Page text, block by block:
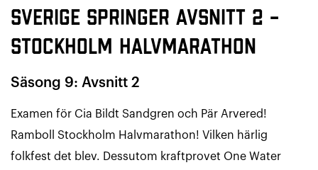
Sverige Springer avsnitt 2 –
Stockholm Halvmarathon
Säsong 9: Avsnitt 2
Examen för Cia Bildt Sandgren och Pär Arvered!
Ramboll Stockholm Halvmarathon! Vilken härlig
folkfest det blev. Dessutom kraftprovet One Water